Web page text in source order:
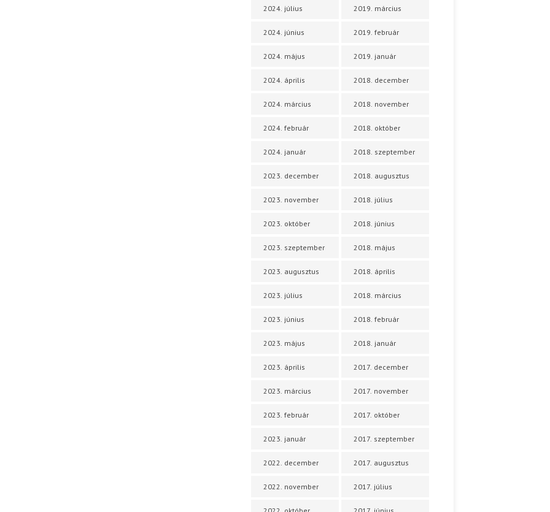
2024. július
2024. június
2024. május
2024. április
2024. március
2024. február
2024. január
2023. december
2023. november
2023. október
2023. szeptember
2023. augusztus
2023. július
2023. június
2023. május
2023. április
2023. március
2023. február
2023. január
2022. december
2022. november
2019. március
2019. február
2019. január
2018. december
2018. november
2018. október
2018. szeptember
2018. augusztus
2018. július
2018. június
2018. május
2018. április
2018. március
2018. február
2018. január
2017. december
2017. november
2017. október
2017. szeptember
2017. augusztus
2017. július